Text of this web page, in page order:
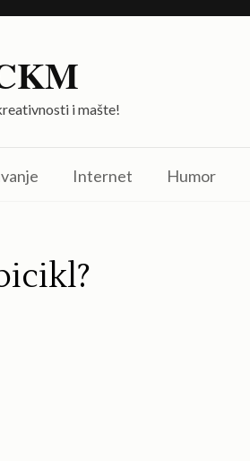
i mašte!
Internet Humor